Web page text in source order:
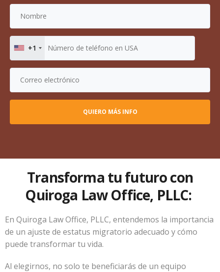
+1
Transforma tu futuro con
Quiroga Law Office, PLLC:
En Quiroga Law Office, PLLC, entendemos la importancia
de un ajuste de estatus migratorio adecuado y cómo
puede transformar tu vida.
Al elegirnos, no solo te beneficiarás de un equipo